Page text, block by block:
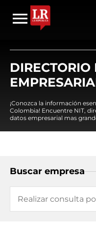
DIRECTORIO
¡Conozca la información
Colombia! Encuentre NIT,
datos empresarial mas
Buscar empresa